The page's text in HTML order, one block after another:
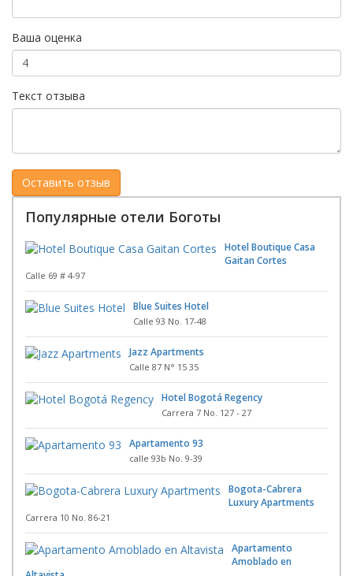
Ваша оценка
Текст отзыва
Популярные отели Боготы
Hotel Boutique Casa
Gaitan Cortes
Calle 69 # 4-97
Blue Suites Hotel
Calle 93 No. 17-48
Jazz Apartments
Calle 87 N° 15 35
Hotel Bogotá Regency
Carrera 7 No. 127 - 27
Apartamento 93
calle 93b No. 9-39
Bogota-Cabrera
Luxury Apartments
Carrera 10 No. 86-21
Apartamento
Amoblado en